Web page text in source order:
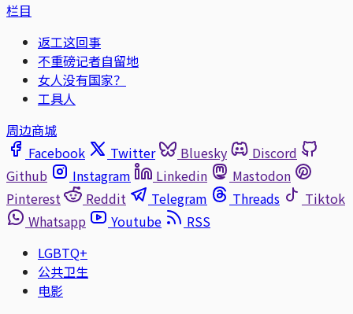
栏目
返工这回事
不重磅记者自留地
女人没有国家？
工具人
周边商城
Facebook
Twitter Bluesky
Discord
Github
Instagram Linkedin
Mastodon
Pinterest
Reddit Telegram Threads
Tiktok
Whatsapp
Youtube
RSS
LGBTQ+
公共卫生
电影